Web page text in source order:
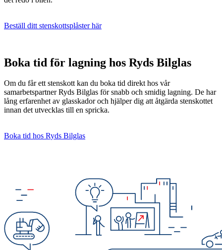
Beställ ditt stenskottsplåster här
Boka tid för lagning hos Ryds Bilglas
Om du får ett stenskott kan du boka tid direkt hos vår
samarbetspartner Ryds Bilglas för snabb och smidig lagning. De har
lång erfarenhet av glasskador och hjälper dig att åtgärda stenskottet
innan det utvecklas till en spricka.
Boka tid hos Ryds Bilglas